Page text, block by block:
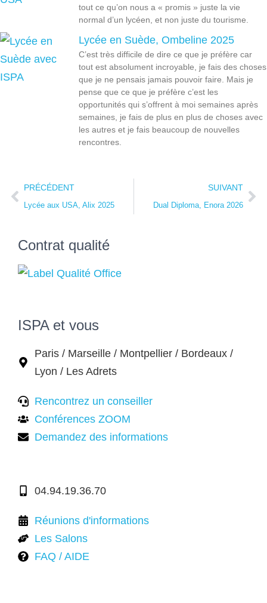
tout ce qu’on nous a « promis » juste la vie
normal d’un lycéen, et non juste du tourisme.
Lycée en Suède, Ombeline 2025
C’est très difficile de dire ce que je préfère car
tout est absolument incroyable, je fais des choses
que je ne pensais jamais pouvoir faire. Mais je
pense que ce que je préfère c’est les
opportunités qui s’offrent à moi semaines après
semaines, je fais de plus en plus de choses avec
les autres et je fais beaucoup de nouvelles
rencontres.
PRÉCÉDENT
Lycée aux USA, Alix 2025
SUIVANT
Dual Diploma, Enora 2026
Contrat qualité
ISPA et vous
Paris / Marseille / Montpellier / Bordeaux /
Lyon / Les Adrets
Rencontrez un conseiller
Conférences ZOOM
Demandez des informations
04.94.19.36.70
Réunions d'informations
Les Salons
FAQ / AIDE